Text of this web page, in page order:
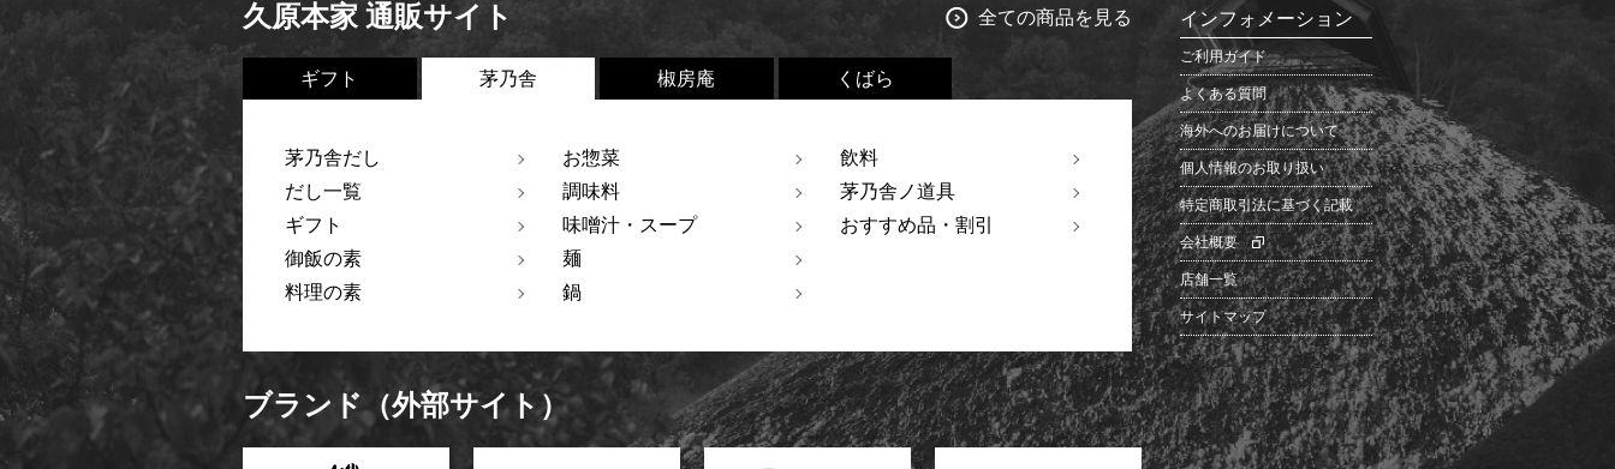
久原本家 通販サイト 全ての商品を見る
ギフト 茅乃舎 椒房庵 くばら
茅乃舎だし
だし一覧
ギフト
御飯の素
料理の素
お惣菜
調味料
味噌汁・スープ
麺
鍋
飲料
茅乃舎ノ道具
おすすめ品・割引
インフォメーション
ご利用ガイド
よくある質問
海外へのお届けについて
個人情報のお取り扱い
特定商取引法に基づく記載
会社概要
店舗一覧
サイトマップ
ブランド（外部サイト）